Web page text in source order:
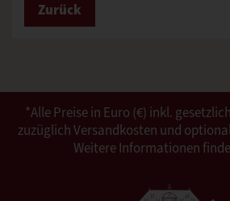
Zurück
*Alle Preise in Euro (€) inkl.
zuzüglich Versandkosten und
Weitere Informationen